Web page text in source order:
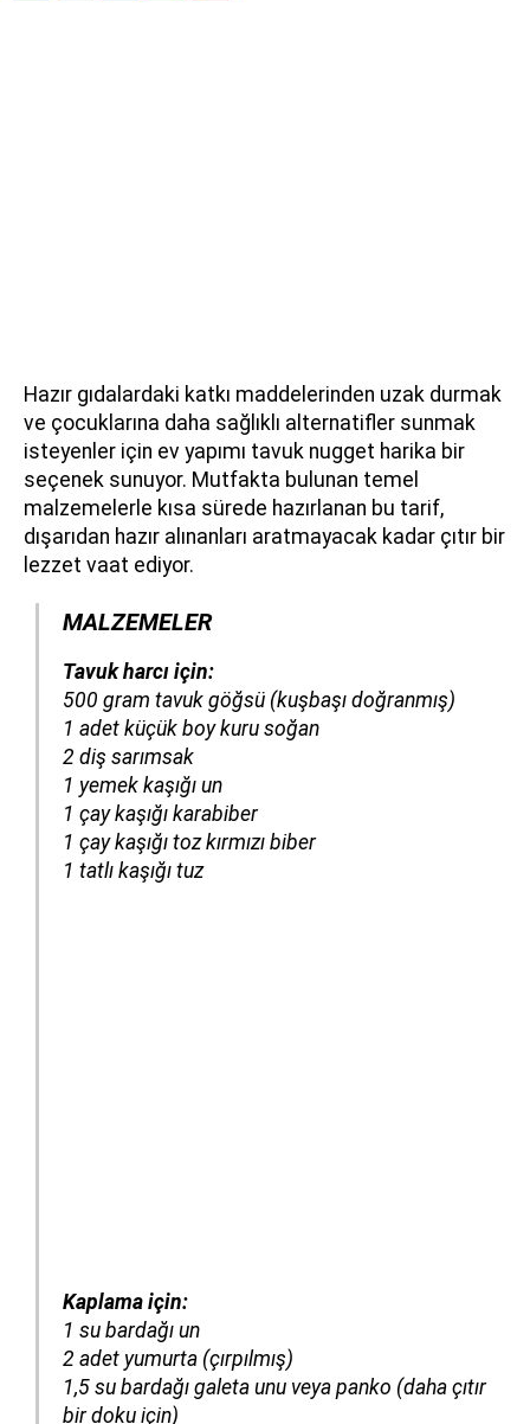
Hazır gıdalardaki katkı maddelerinden uzak durmak
ve çocuklarına daha sağlıklı alternatifler sunmak
isteyenler için ev yapımı tavuk nugget harika bir
seçenek sunuyor. Mutfakta bulunan temel
malzemelerle kısa sürede hazırlanan bu tarif,
dışarıdan hazır alınanları aratmayacak kadar çıtır bir
lezzet vaat ediyor.
MALZEMELER
Tavuk harcı için:
500 gram tavuk göğsü (kuşbaşı doğranmış)
1 adet küçük boy kuru soğan
2 diş sarımsak
1 yemek kaşığı un
1 çay kaşığı karabiber
1 çay kaşığı toz kırmızı biber
1 tatlı kaşığı tuz
Kaplama için:
1 su bardağı un
2 adet yumurta (çırpılmış)
1,5 su bardağı galeta unu veya panko (daha çıtır
bir doku için)